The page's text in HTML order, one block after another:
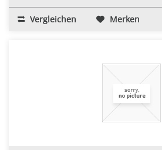
Vergleichen Merken